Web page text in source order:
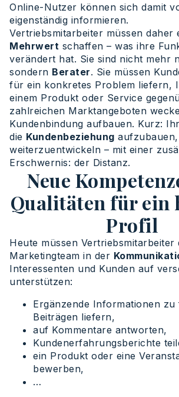
Online-Nutzer können sich damit
eigenständig informieren.
Vertriebsmitarbeiter müssen daher
Mehrwert schaffen – was ihre
verändert hat. Sie sind nicht mehr
sondern Berater. Sie müssen
für ein konkretes Problem liefern,
einem Produkt oder Service
zahlreichen Marktangeboten
Kundenbindung aufbauen. Kurz:
die Kundenbeziehung
weiterzuentwickeln – mit einer
Erschwernis: der Distanz.
Neue
Qualitäten für ein
Profil
Heute müssen Vertriebsmitarbeiter
Marketingteam in der
Interessenten und Kunden auf
unterstützen:
Ergänzende Informationen
Beiträgen liefern,
auf Kommentare antworten,
Kundenerfahrungsberichte
ein Produkt oder eine
bewerben,
…